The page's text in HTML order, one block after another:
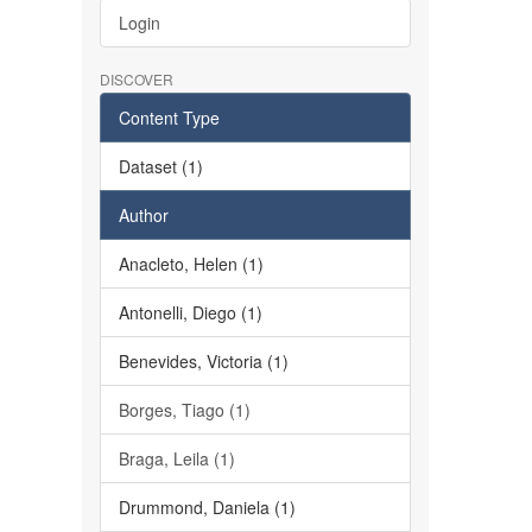
Login
DISCOVER
Content Type
Dataset (1)
Author
Anacleto, Helen (1)
Antonelli, Diego (1)
Benevides, Victoria (1)
Borges, Tiago (1)
Braga, Leila (1)
Drummond, Daniela (1)